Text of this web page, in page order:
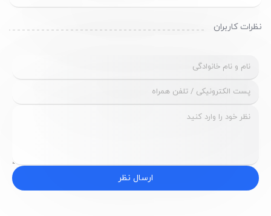
نظرات کاربران
ارسال نظر